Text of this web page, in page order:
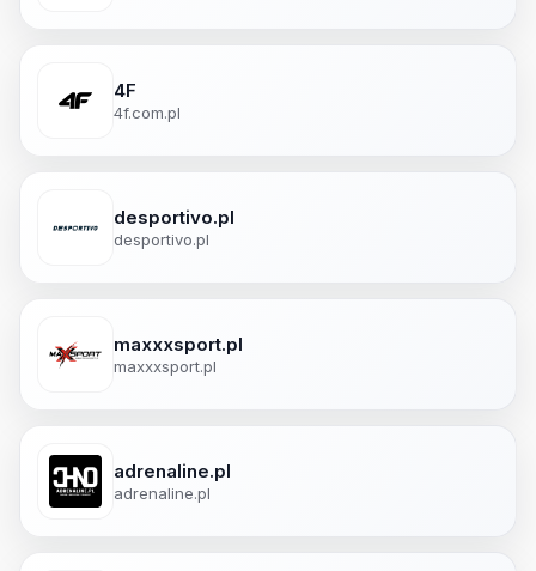
4F
4f.com.pl
desportivo.pl
desportivo.pl
maxxxsport.pl
maxxxsport.pl
adrenaline.pl
adrenaline.pl